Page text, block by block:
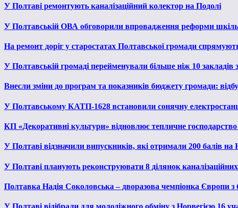
У Полтаві ремонтують каналізаційний колектор на Подолі
У Полтавській ОВА обговорили впровадження реформи
На ремонт доріг у старостатах Полтавської громади
У Полтавській громаді перейменували більше ніж 10 закладів
Внесли зміни до програм та показників бюджету громади:
У Полтавському КАТП-1628 встановили сонячну
КП «Декоративні культури» відновлює тепличне господарство
У Полтаві відзначили випускників, які отримали 200 балів
У Полтаві планують реконструювати 8 ділянок
Полтавка Надія Соколовська – дворазова чемпіонка Європи з
У Полтаві відібрали для молодіжного обміну з Норвегією 16